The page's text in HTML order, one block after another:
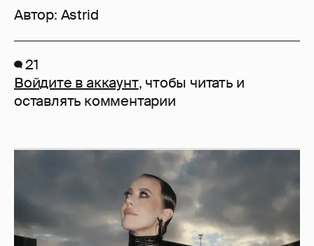
Автор: Astrid
21
Войдите в аккаунт, чтобы читать и
оставлять комментарии